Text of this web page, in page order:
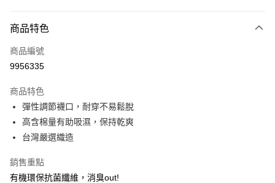
POYA支付
信用卡一次付款
LINE Pay
Apple Pay
悠遊付
商品特色
商品編號
9956335
商品特色
彈性調節襪口，耐穿不易鬆脫
高含棉量有助吸濕，保持乾爽
台灣嚴選織造
銷售重點
有機環保抗菌纖維，消臭out!